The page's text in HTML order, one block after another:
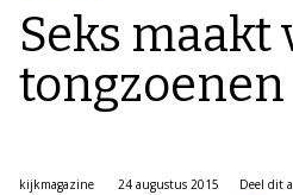
Seks
kijkmagazine
24 augustus 2015
Deel dit